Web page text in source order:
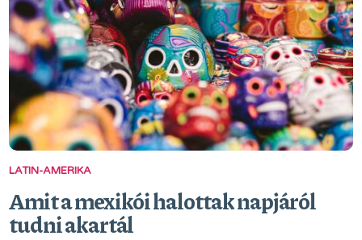
LATIN-AMERIKA
Amit a mexikói halottak napjáról
tudni akartál